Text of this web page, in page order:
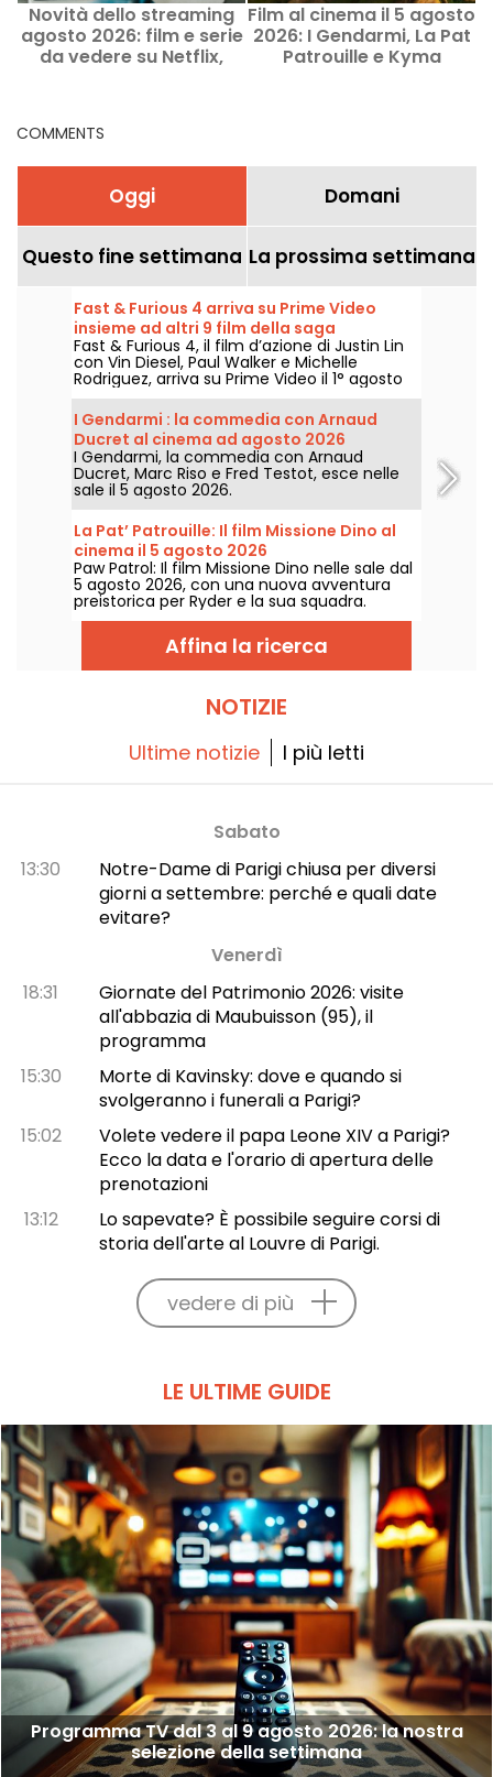
Novità dello streaming
agosto 2026: film e serie
da vedere su Netflix,
Film al cinema il 5 agosto
2026: I Gendarmi, La Pat
Patrouille e Kyma
COMMENTS
Oggi Domani
Questo fine settimana La prossima settimana
Fast & Furious 4 arriva su Prime Video
insieme ad altri 9 film della saga
Fast & Furious 4, il film d’azione di Justin Lin
con Vin Diesel, Paul Walker e Michelle
Rodriguez, arriva su Prime Video il 1° agosto
2026 insieme a diversi capitoli della saga.
I Gendarmi : la commedia con Arnaud
Ducret al cinema ad agosto 2026
I Gendarmi, la commedia con Arnaud
Ducret, Marc Riso e Fred Testot, esce nelle
sale il 5 agosto 2026.
La Pat’ Patrouille: Il film Missione Dino al
cinema il 5 agosto 2026
Paw Patrol: Il film Missione Dino nelle sale dal
5 agosto 2026, con una nuova avventura
preistorica per Ryder e la sua squadra.
Affina la ricerca
NOTIZIE
Ultime notizie I più letti
Sabato
13:30
Notre-Dame di Parigi chiusa per diversi
giorni a settembre: perché e quali date
evitare?
Venerdì
18:31
Giornate del Patrimonio 2026: visite
all'abbazia di Maubuisson (95), il
programma
15:30
Morte di Kavinsky: dove e quando si
svolgeranno i funerali a Parigi?
15:02
Volete vedere il papa Leone XIV a Parigi?
Ecco la data e l'orario di apertura delle
prenotazioni
13:12
Lo sapevate? È possibile seguire corsi di
storia dell'arte al Louvre di Parigi.
vedere di più
LE ULTIME GUIDE
Programma TV dal 3 al 9 agosto 2026: la nostra
selezione della settimana